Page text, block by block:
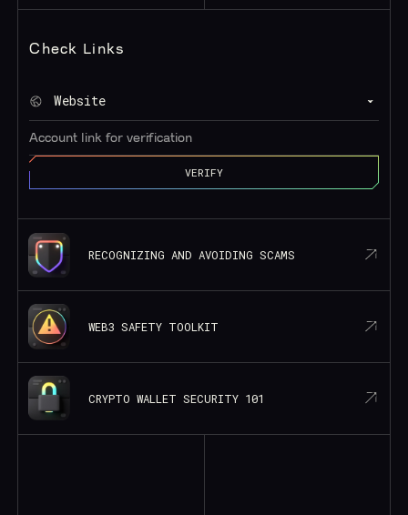
Check Links
Website
VERIFY
RECOGNIZING AND AVOIDING SCAMS
WEB3 SAFETY TOOLKIT
CRYPTO WALLET SECURITY 101